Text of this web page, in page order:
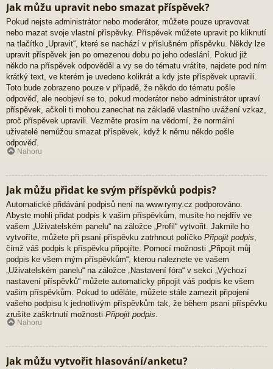
Jak můžu upravit nebo smazat příspěvek?
Pokud nejste administrátor nebo moderátor, můžete pouze upravovat
nebo mazat svoje vlastní příspěvky. Příspěvek můžete upravit po kliknutí
na tlačítko „Upravit“, které se nachází v příslušném příspěvku. Někdy lze
upravit příspěvek jen po omezenou dobu po jeho odeslání. Pokud již
někdo na příspěvek odpověděl a vy se do tématu vrátíte, najdete pod ním
krátký text, ve kterém je uvedeno kolikrát a kdy jste příspěvek upravili.
Toto bude zobrazeno pouze v případě, že někdo do tématu pošle
odpověď, ale neobjeví se to, pokud moderátor nebo administrátor upraví
příspěvek, ačkoli ti mohou zanechat na základě vlastního uvážení vzkaz,
proč příspěvek upravili. Vezměte prosím na vědomí, že normální
uživatelé nemůžou smazat příspěvek, když k němu někdo pošle
odpověď.
Nahoru
Jak můžu přidat ke svým příspěvků podpis?
Automatické přidávání podpisů není na www.rymy.cz podporováno.
Abyste mohli přidat podpis k vašim příspěvkům, musíte ho nejdřív ve
vašem „Uživatelském panelu“ na záložce „Profil“ vytvořit. Jakmile ho
vytvoříte, můžete při psaní příspěvku zatrhnout políčko Připojit podpis
čímž váš podpis k příspěvku připojíte. Pomocí možnosti „Připojit můj
podpis ke všem mým příspěvkům“, kterou naleznete ve vašem
„Uživatelském panelu“ na záložce „Nastavení fóra“ v sekci „Výchozí
nastavení příspěvků“ můžete automaticky připojit váš podpis ke všem
vašim příspěvkům. Pokud to uděláte, můžete stále zamezit připojení
vašeho podpisu k jednotlivým příspěvkům tak, že během psaní příspěvku
zrušíte zaškrtnutí možnosti Připojit podpis
Nahoru
Jak můžu vytvořit hlasování/anketu?